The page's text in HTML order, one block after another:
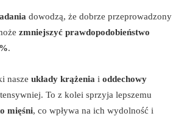
dowodzą, że dobrze przeprowadzony
zmniejszyć prawdopodobieństwo
.
nasze układy krążenia i oddechowy
To z kolei sprzyja lepszemu
mięśni, co wpływa na ich wydolność i